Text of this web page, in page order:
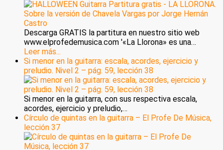
Descarga GRATIS la partitura en nuestro sitio web
www.elprofedemusica.com '«La Llorona» es una…
Leer más...
Si menor en la guitarra: escala, acordes, ejercicio y
preludio. Nivel 2 – pág. 59, lección 38
Si menor en la guitarra, con sus respectiva escala,
acordes, ejercicio y preludio,…
Círculo de quintas en la guitarra – El Profe De Música,
lección 37